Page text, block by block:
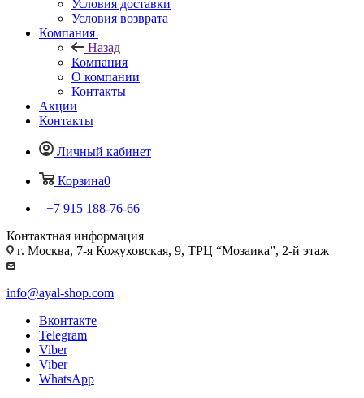
Условия доставки
Условия возврата
Компания
Назад
Компания
О компании
Контакты
Акции
Контакты
Личный кабинет
Корзина0
+7 915 188-76-66
Контактная информация
г. Москва, 7-я Кожуховская, 9, ТРЦ “Мозаика”, 2-й этаж
info@ayal-shop.com
Вконтакте
Telegram
Viber
Viber
WhatsApp